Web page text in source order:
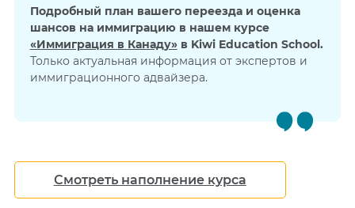
Подробный план вашего переезда и оценка
шансов на иммиграцию в нашем курсе
«Иммиграция в Канаду»в Kiwi Education School.
Только актуальная информация от экспертов и
иммиграционного адвайзера.
Смотреть наполнение курса